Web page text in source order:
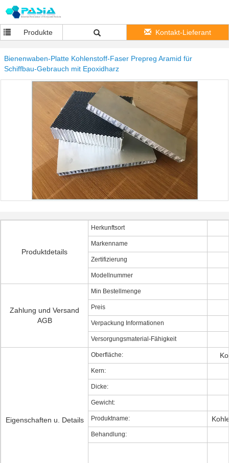
Produkte Kontakt-Lieferant
Bienenwaben-Platte Kohlenstoff-Faser Prepreg Aramid für
Schiffbau-Gebrauch mit Epoxidharz
Produktdetails
Herkunftsort
Markenname
Zertifizierung
Modellnummer
Zahlung und Versand
AGB
Min Bestellmenge
Preis
Verpackung Informationen
Versorgungsmaterial-Fähigkeit
Eigenschaften u. Details
Oberfläche:
Kern:
Dicke:
Gewicht:
Produktname:
Behandlung: